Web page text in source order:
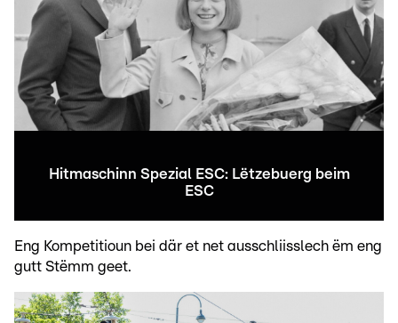
Hitmaschinn Spezial ESC: Lëtzebuerg beim
ESC
Eng Kompetitioun bei där et net ausschliisslech ëm eng
gutt Stëmm geet.